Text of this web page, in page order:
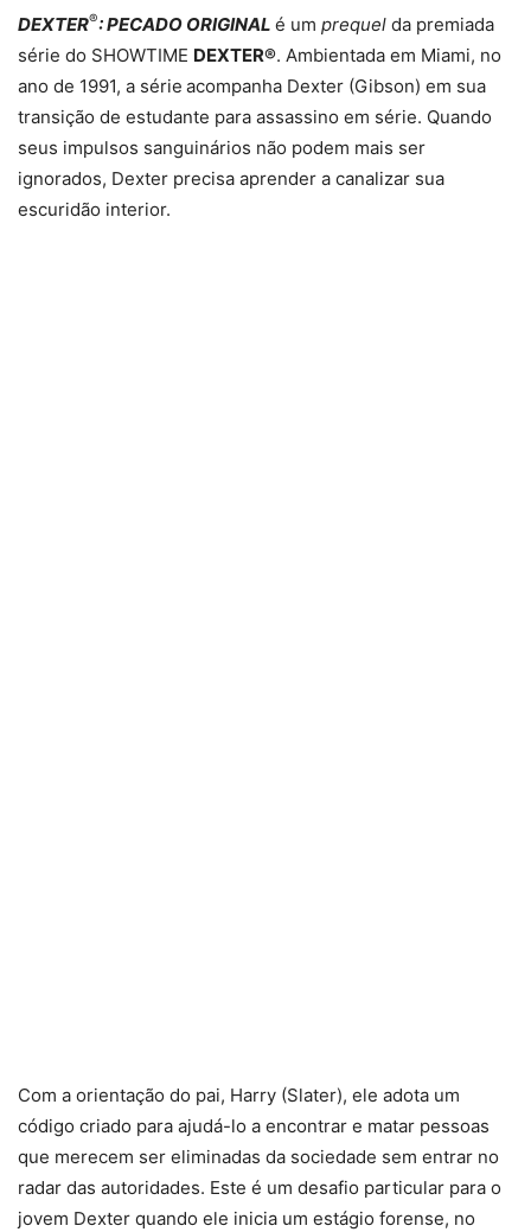
DEXTER®: PECADO ORIGINAL é um prequel da premiada
série do SHOWTIME DEXTER®. Ambientada em Miami, no
ano de 1991, a série acompanha Dexter (Gibson) em sua
transição de estudante para assassino em série. Quando
seus impulsos sanguinários não podem mais ser
ignorados, Dexter precisa aprender a canalizar sua
escuridão interior.
Com a orientação do pai, Harry (Slater), ele adota um
código criado para ajudá-lo a encontrar e matar pessoas
que merecem ser eliminadas da sociedade sem entrar no
radar das autoridades. Este é um desafio particular para o
jovem Dexter quando ele inicia um estágio forense, no